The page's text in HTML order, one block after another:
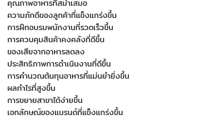
คุณภาพอาหารที่สม่ำเสมอ
ความภักดีของลูกค้าที่แข็งแกร่งขึ้น
การฝึกอบรมพนักงานที่รวดเร็วขึ้น
การควบคุมสินค้าคงคลังที่ดีขึ้น
ของเสียจากอาหารลดลง
ประสิทธิภาพการดำเนินงานที่ดีขึ้น
การคำนวณต้นทุนอาหารที่แม่นยำยิ่งขึ้น
ผลกำไรที่สูงขึ้น
การขยายสาขาได้ง่ายขึ้น
เอกลักษณ์ของแบรนด์ที่แข็งแกร่งขึ้น